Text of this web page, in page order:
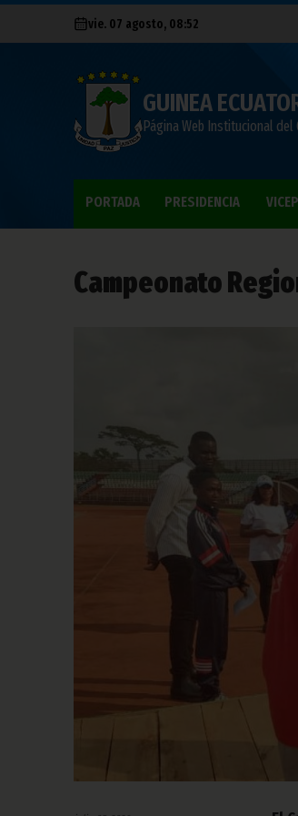
vie. 07 agosto, 08:52
GUINEA
Página Web Institucional del
PORTADA PRESIDENCIA
Campeonato